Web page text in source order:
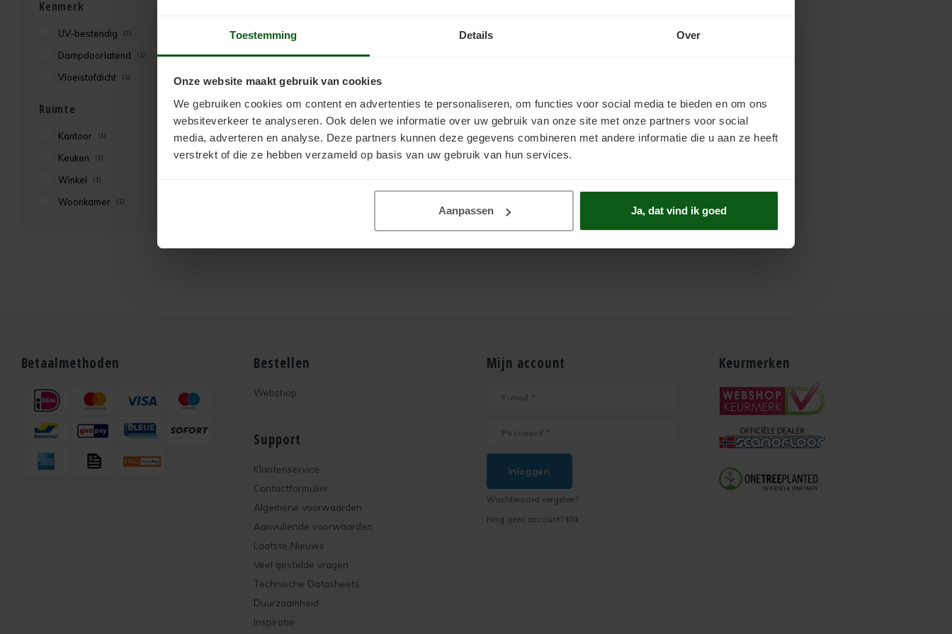
Toestemming Details Over
Onze website maakt gebruik van cookies
We gebruiken cookies om content en advertenties te personaliseren, om functies voor social media te bieden en om ons
websiteverkeer te analyseren. Ook delen we informatie over uw gebruik van onze site met onze partners voor social
media, adverteren en analyse. Deze partners kunnen deze gegevens combineren met andere informatie die u aan ze heeft
verstrekt of die ze hebben verzameld op basis van uw gebruik van hun services.
Aanpassen Ja, dat vind ik goed
Kenmerk
UV-bestendig (1)
Dampdoorlatend (1)
Vloeistofdicht (1)
Ruimte
Kantoor (1)
Keuken (1)
Winkel (1)
Woonkamer (1)
Betaalmethoden Bestellen
Webshop
Support
Klantenservice
Contactformulier
Algemene voorwaarden
Aanvullende voorwaarden
Laatste Nieuws
Veel gestelde vragen
Technische Datasheets
Duurzaamheid
Inspiratie
Mijn account
Inloggen
Wachtwoord vergeten?
Nog geen account? Klik
Keurmerken